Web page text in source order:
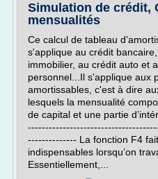
Simulation de crédit,
mensualités
Ce calcul de tableau
s'applique au crédit
immobilier, au crédit auto et
personnel...Il s'applique aux
amortissables, c'est à dire
lesquels la mensualité
de capital et une partie
-------------- La fonction F4
indispensables lorsqu’on
Essentiellement,...